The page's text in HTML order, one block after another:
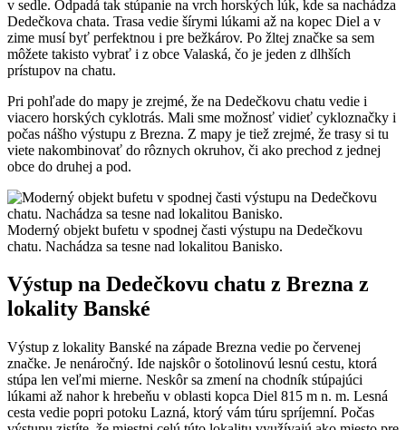
v sedle. Odpadá tak stúpanie na vrch horských lúk, kde sa nachádza
Dedečkova chata. Trasa vedie šírymi lúkami až na kopec Diel a v
zime musí byť perfektnou i pre bežkárov. Po žltej značke sa sem
môžete takisto vybrať i z obce Valaská, čo je jeden z dlhších
prístupov na chatu.
Pri pohľade do mapy je zrejmé, že na Dedečkovu chatu vedie i
viacero horských cyklotrás. Mali sme možnosť vidieť cykloznačky i
počas nášho výstupu z Brezna. Z mapy je tiež zrejmé, že trasy si tu
viete nakombinovať do rôznych okruhov, či ako prechod z jednej
obce do druhej a pod.
Moderný objekt bufetu v spodnej časti výstupu na Dedečkovu
chatu. Nachádza sa tesne nad lokalitou Banisko.
Výstup na Dedečkovu chatu z Brezna z
lokality Banské
Výstup z lokality Banské na západe Brezna vedie po červenej
značke. Je nenáročný. Ide najskôr o šotolinovú lesnú cestu, ktorá
stúpa len veľmi mierne. Neskôr sa zmení na chodník stúpajúci
lúkami až nahor k hrebeňu v oblasti kopca Diel 815 m n. m. Lesná
cesta vedie popri potoku Lazná, ktorý vám túru spríjemní. Počas